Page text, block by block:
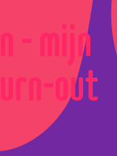
- mijn
out